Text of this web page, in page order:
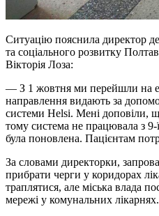
Ситуацію пояснила директор
та соціального розвитку
Вікторія Лоза:
— З 1 жовтня ми перейшли на
направлення видають за
системи Helsi. Мені доповіли,
тому система не працювала з 9-
була поновлена. Пацієнтам
За словами директорки,
прибрати черги у коридорах
траплятися, але міська влада
мережі у комунальних лікарнях.